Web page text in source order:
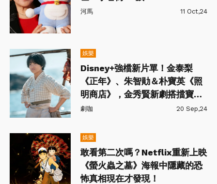
河馬 11 Oct,24
娛樂
Disney+強檔新片單！金泰梨
《正年》、朱智勛＆朴寶英《照
明商店》，金秀賢新劇搭擋寶
兒！
劇咖 20 Sep,24
娛樂
敢看第二次嗎？Netflix重新上映
《螢火蟲之墓》海報中隱藏的恐
怖真相現在才發現！